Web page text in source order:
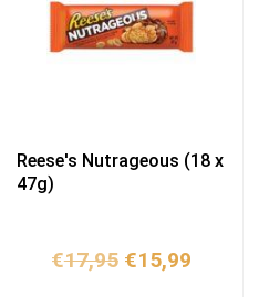
Reese's Nutrageous (18 x
47g)
€17,95 Ursprünglicher
€15,99Aktueller